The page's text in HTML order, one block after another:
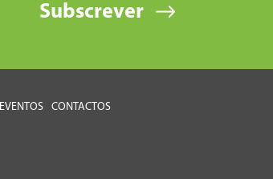
Subscrever
EVENTOS CONTACTOS